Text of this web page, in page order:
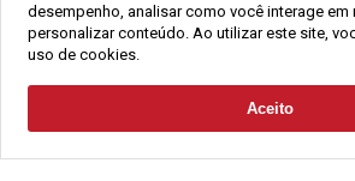
Solicitar Contato
(48) 3220-1045
Alameda César Nascimento, 549,
Jurerê, - Florianópolis - SC
2021 Copyright - Gralha Imóveis CRECI
CNPJ:18.091.083/0001-
desempenho, analisar como você interage em
personalizar conteúdo. Ao utilizar este site,
uso de cookies.
Aceito